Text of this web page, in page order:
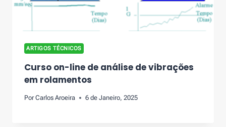
ARTIGOS TÉCNICOS
Curso on-line de análise de vibrações
em rolamentos
Por Carlos Aroeira 6 de Janeiro, 2025